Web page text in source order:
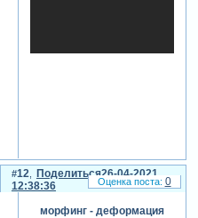
Поделиться
12
26-04-2021
12:38:36
морфинг - деформация
0